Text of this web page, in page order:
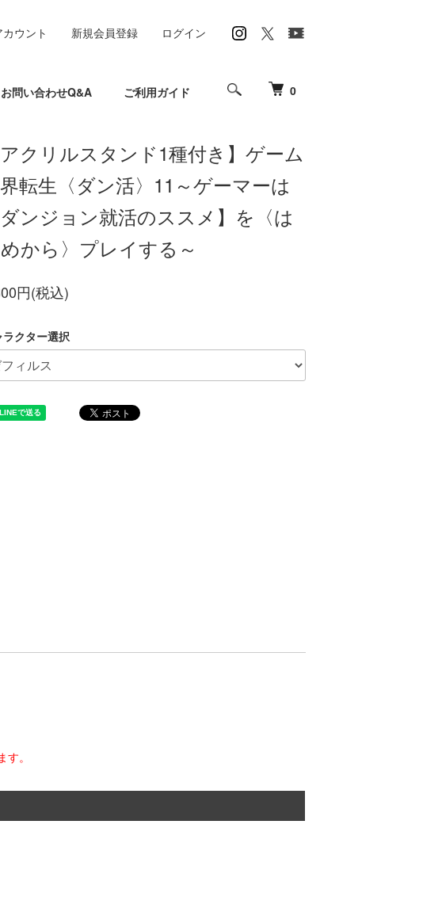
0
お問い合わせQ&A ご利用ガイド
ウント 新規会員登録 ログイン
アクリルスタンド1種付き】ゲーム
転生〈ダン活〉11～ゲーマーは
ダンジョン就活のススメ】を〈は
から〉プレイする～
円(税込)
ラクター選択
。